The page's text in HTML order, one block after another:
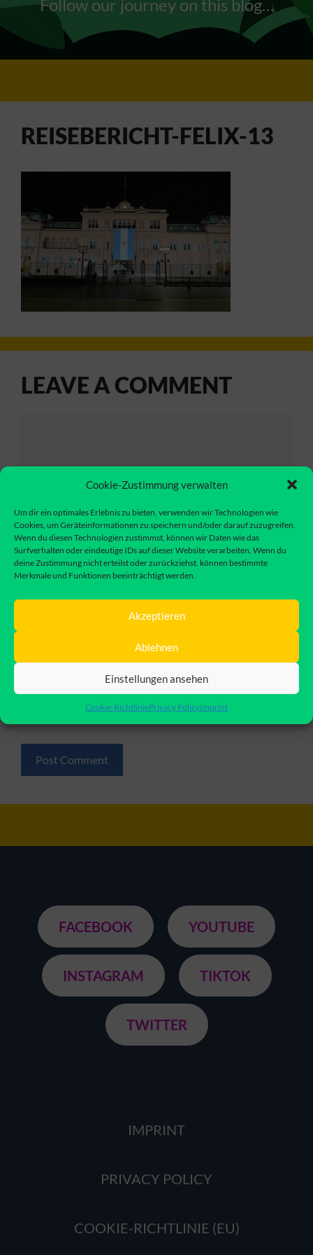
Cookie-Zustimmung verwalten
Um dir ein optimales Erlebnis zu bieten, verwenden wir Technologien wie
Cookies, um Geräteinformationen zu speichern und/oder darauf zuzugreifen.
Wenn du diesen Technologien zustimmst, können wir Daten wie das
Surfverhalten oder eindeutige IDs auf dieser Website verarbeiten. Wenn du
deine Zustimmung nicht erteilst oder zurückziehst, können bestimmte
Merkmale und Funktionen beeinträchtigt werden.
Akzeptieren
Ablehnen
Einstellungen ansehen
Cookie-RichtliniePrivacy PolicyImprint
Follow our journey on this blog…
REISEBERICHT-FELIX-13
LEAVE A COMMENT
Name
Website
Save my name, email, and website in this browser for
FACEBOOK YOUTUBE
INSTAGRAM TIKTOK
TWITTER
IMPRINT
PRIVACY POLICY
COOKIE-RICHTLINIE (EU)